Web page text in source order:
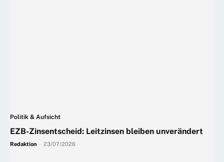
Politik & Aufsicht
EZB-Zinsentscheid: Leitzinsen bleiben unverändert
Redaktion 23/07/2026